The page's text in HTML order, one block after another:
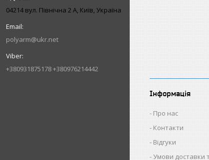
04214 вул. Північна 2 А, Київ, Україна
polyarm@ukr.net
+380931875178 +380976214442
Інформація
Про нас
Контакти
Відгуки
Умови доставки